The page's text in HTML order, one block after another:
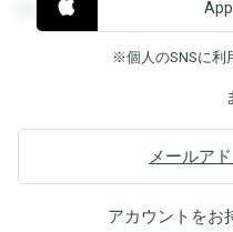
覧することができます。
※個人のSNSに利
メールア
アカウントをお